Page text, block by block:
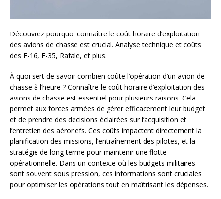
Découvrez pourquoi connaître le coût horaire d’exploitation
des avions de chasse est crucial. Analyse technique et coûts
des F-16, F-35, Rafale, et plus.
À quoi sert de savoir combien coûte l’opération d’un avion de
chasse à l’heure ? Connaître le coût horaire d’exploitation des
avions de chasse est essentiel pour plusieurs raisons. Cela
permet aux forces armées de gérer efficacement leur budget
et de prendre des décisions éclairées sur l’acquisition et
l’entretien des aéronefs. Ces coûts impactent directement la
planification des missions, l’entraînement des pilotes, et la
stratégie de long terme pour maintenir une flotte
opérationnelle. Dans un contexte où les budgets militaires
sont souvent sous pression, ces informations sont cruciales
pour optimiser les opérations tout en maîtrisant les dépenses.